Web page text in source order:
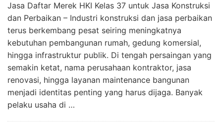
Jasa Daftar Merek HKI Kelas 37 untuk Jasa Konstruksi
dan Perbaikan – Industri konstruksi dan jasa perbaikan
terus berkembang pesat seiring meningkatnya
kebutuhan pembangunan rumah, gedung komersial,
hingga infrastruktur publik. Di tengah persaingan yang
semakin ketat, nama perusahaan kontraktor, jasa
renovasi, hingga layanan maintenance bangunan
menjadi identitas penting yang harus dijaga. Banyak
pelaku usaha di …